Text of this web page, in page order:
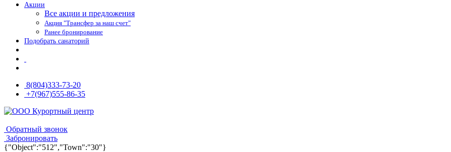
Акции
Все акции и предложения
Акция "Трансфер за наш счет"
Ранее бронирование
Подобрать санаторий
8(804)333-73-20
+7(967)555-86-35
Обратный звонок
Забронировать
{"Object":"512","Town":"30"}